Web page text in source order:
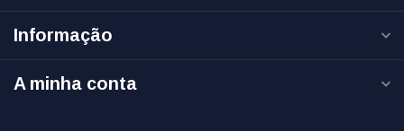
Informação
A minha conta